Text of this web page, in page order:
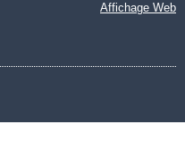
Affichage Web